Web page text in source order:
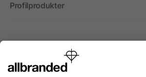
Profilprodukter
Internationellt